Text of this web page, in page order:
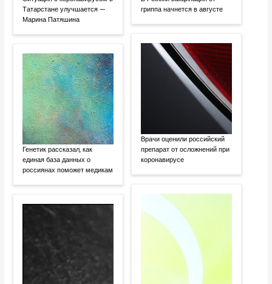
Татарстане улучшается —
Марина Патяшина
Генетик рассказал, как
единая база данных о
россиянах поможет медикам
гриппа начнется в августе
Врачи оценили российский
препарат от осложнений при
коронавирусе